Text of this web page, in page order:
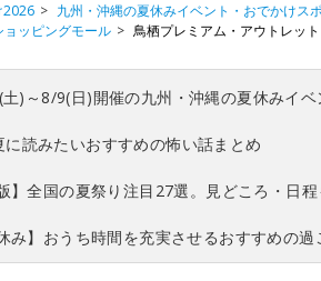
2026 九州・沖縄の夏休みイベント・おでかけス
ッピングモール
鳥栖プレミアム・アウトレット
)～8/9(日)開催の九州・沖縄の夏休みイベ
に読みたいおすすめの怖い話まとめ
】全国の夏祭り注目27選。見どころ・日程
み】おうち時間を充実させるおすすめの過